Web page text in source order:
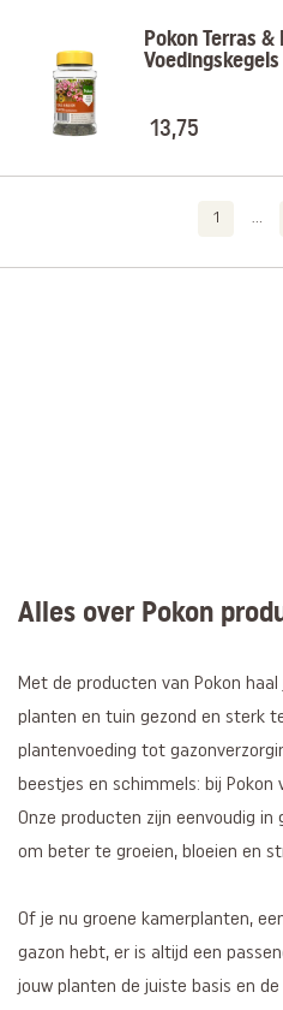
Pokon Terras
13,75
1 ...
Alles over Pokon
Met de producten van Pokon
planten en tuin gezond en sterk
plantenvoeding tot
beestjes en schimmels: bij
Onze producten zijn eenvoudig in
om beter te groeien, bloeien en
Of je nu groene kamerplanten,
gazon hebt, er is altijd een
jouw planten de juiste basis en